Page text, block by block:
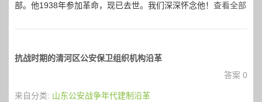
部。他1938年参加革命，现已去世。我们深深怀念他！ 查看全部
抗战时期的清河区公安保卫组织机构沿革
答案 0
来自分类: 山东公安战争年代建制沿革